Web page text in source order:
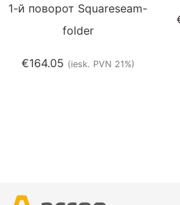
1-й поворот Squareseam-
folder
€164.05 (iesk. PVN 21%)